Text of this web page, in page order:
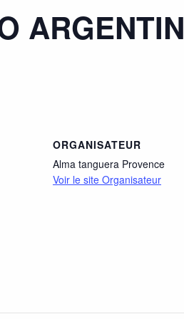
ARGENTIN
ORGANISATEUR
Alma tanguera Provence
Voir le site Organisateur